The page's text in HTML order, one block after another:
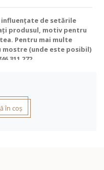
de setările
produsul, motiv pentru
Pentru mai multe
(unde este posibil)
311 272
în coș